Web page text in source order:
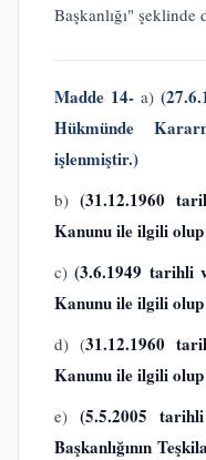
Başkanlığı" şeklinde
Madde 14- a)
Hükmünde
işlenmiştir.)
b) (31.12.1960
Kanunu ile ilgili
c) (3.6.1949 tarihli
Kanunu ile ilgili
d) (31.12.1960
Kanunu ile ilgili
e)(5.5.2005
Başkanlığının